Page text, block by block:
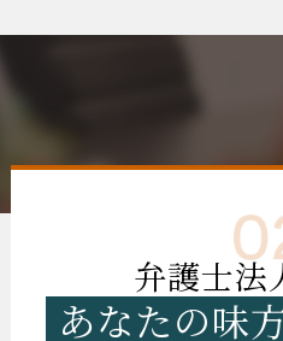
弁護士法
あなたの味